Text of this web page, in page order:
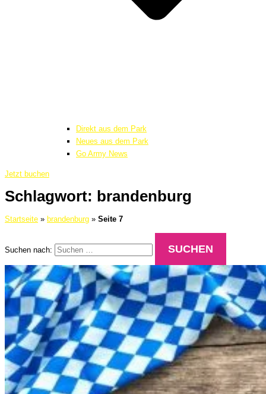
Direkt aus dem Park
Neues aus dem Park
Go Army News
Jetzt buchen
Schlagwort: brandenburg
Startseite » brandenburg » Seite 7
Suchen nach: